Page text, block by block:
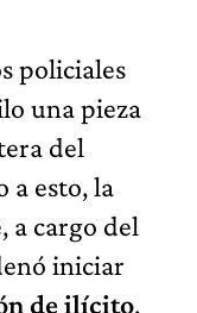
policiales
una pieza
del
a esto, la
a cargo del
iniciar
de ilícito.